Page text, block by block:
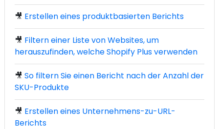
🎥 Erstellen eines produktbasierten Berichts
🎥 Filtern einer Liste von Websites, um
herauszufinden, welche Shopify Plus verwenden
🎥 So filtern Sie einen Bericht nach der Anzahl der
SKU-Produkte
🎥 Erstellen eines Unternehmens-zu-URL-
Berichts